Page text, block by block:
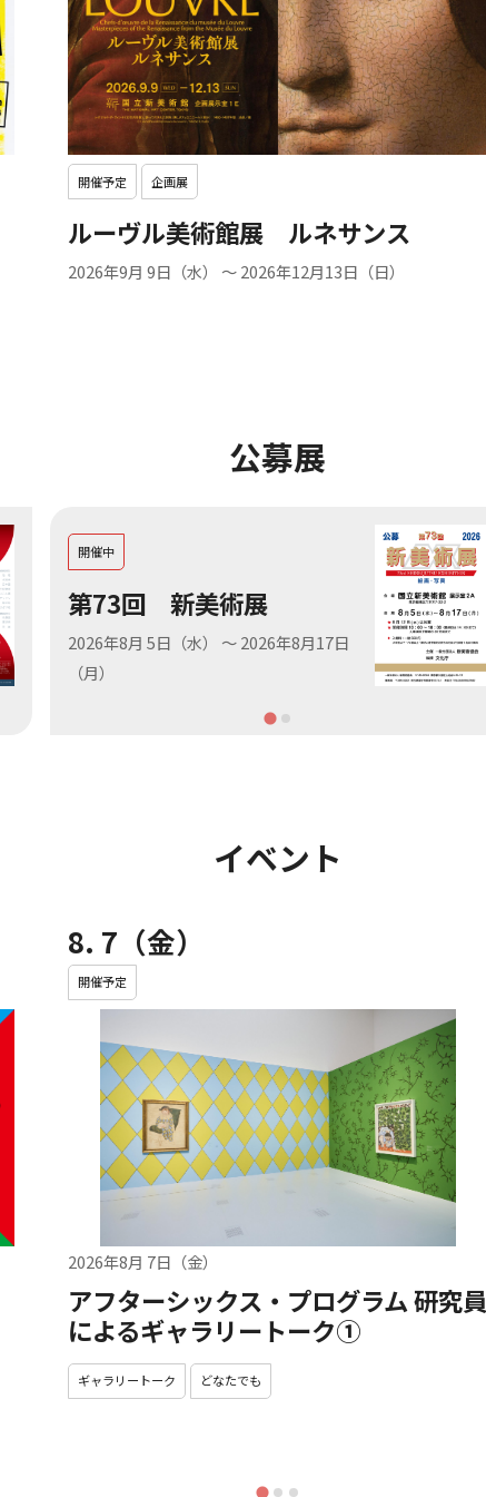
開催予定 企画展
ルーヴル美術館展 ルネサンス
2026年9月 9日（水） ～2026年12月13日（日）
公募展
開催中
第73回 新美術展
2026年8月 5日（水） ～2026年8月17日
（月）
イベント
8. 7（金）
開催予定
2026年8月 7日（金）
アフターシックス・プログラム 研究員
によるギャラリートーク①
ギャラリートーク どなたでも